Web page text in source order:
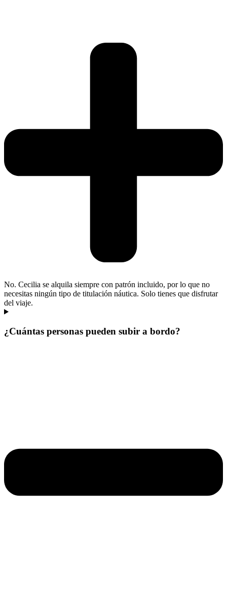
No. Cecilia se alquila siempre con patrón incluido, por lo que no
necesitas ningún tipo de titulación náutica. Solo tienes que disfrutar
del viaje.
¿Cuántas personas pueden subir a bordo?